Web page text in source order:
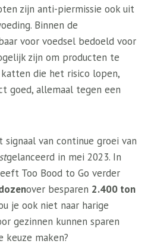
zijn anti-piermissie ook uit
Binnen de
voor voedsel bedoeld voor
zijn om producten te
die het risico lopen,
goed, allemaal tegen een
signaal van continue groei van
gelanceerd in mei 2023. In
Too Bood to Go verder
over besparen 2.400 ton
je ook niet naar harige
gezinnen kunnen sparen
keuze maken?